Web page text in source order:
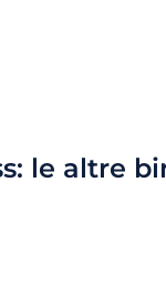
le altre